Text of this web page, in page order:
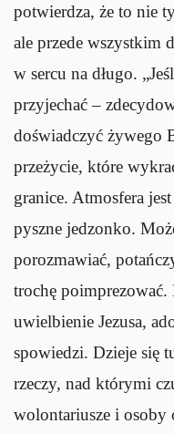
potwierdza, że to nie
ale przede wszystkim
w sercu na długo.
przyjechać –
doświadczyć żywego
przeżycie, które
granice. Atmosfera
pyszne jedzonko.
porozmawiać,
trochę
uwielbienie Jezusa,
spowiedzi. Dzieje się
rzeczy, nad którymi
wolontariusze i osoby